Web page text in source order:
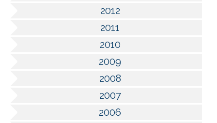
2012
2011
2010
2009
2008
2007
2006